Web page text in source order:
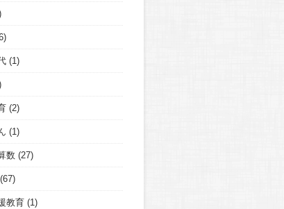
(1)
(2)
(1)
数 (27)
(67)
教育 (1)